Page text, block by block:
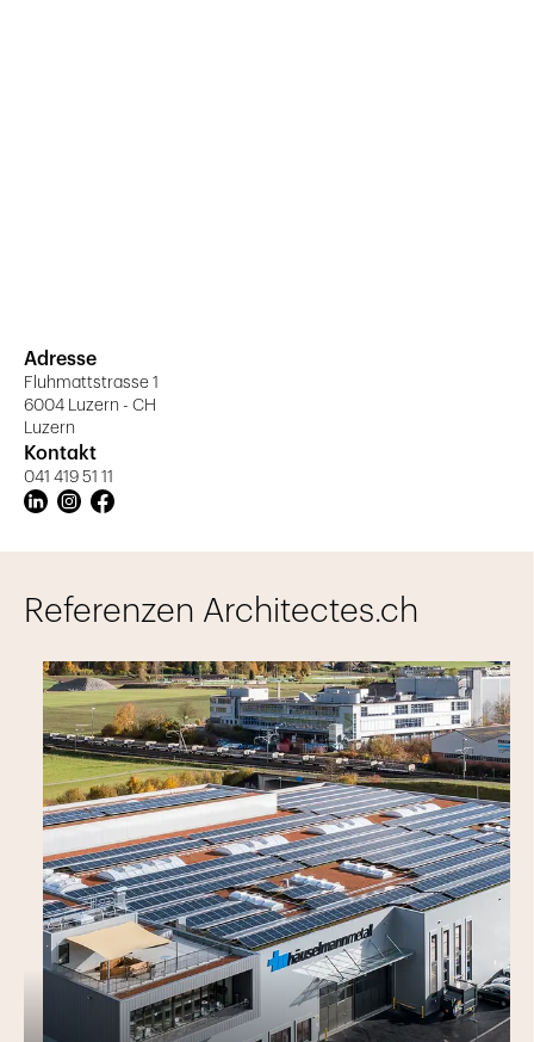
Adresse
Fluhmattstrasse 1
6004 Luzern - CH
Luzern
Kontakt
041 419 51 11
Referenzen Architectes.ch